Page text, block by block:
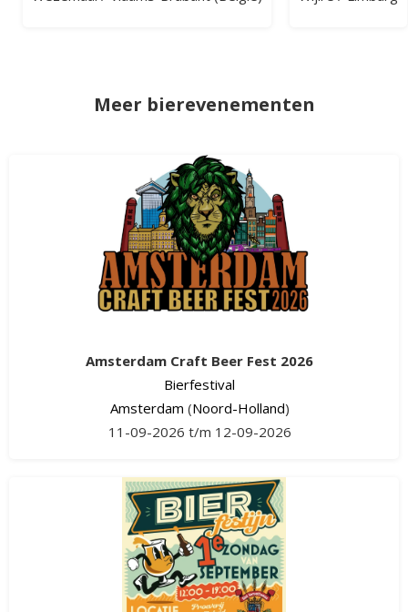
Meer bierevenementen
Amsterdam Craft Beer Fest 2026
Bierfestival
Amsterdam (Noord-Holland)
11-09-2026 t/m 12-09-2026